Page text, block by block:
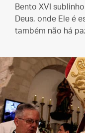
Bento XVI
Deus, onde Ele é
também não há